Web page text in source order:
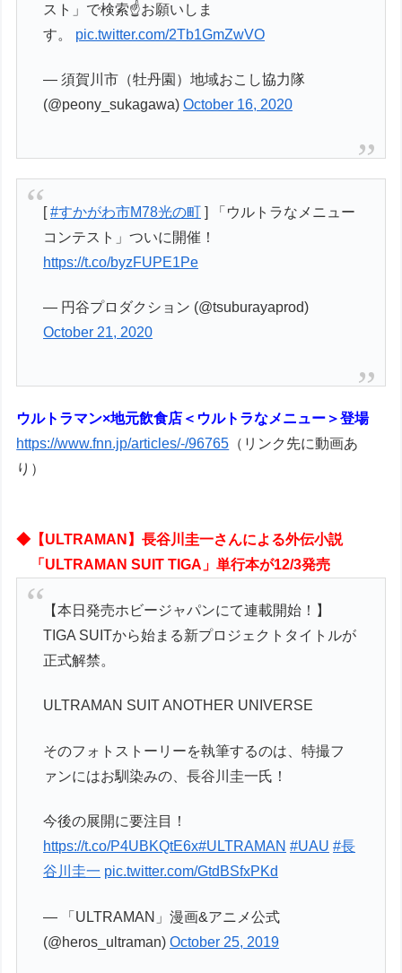
スト」で検索☝️お願いしま
す。 pic.twitter.com/2Tb1GmZwVO
— 須賀川市（牡丹園）地域おこし協力隊
(@peony_sukagawa)October 16, 2020
[#すかがわ市M78光の町 ] 「ウルトラなメニュー
コンテスト」ついに開催！
https://t.co/byzFUPE1Pe
— 円谷プロダクション (@tsuburayaprod)
October 21, 2020
ウルトラマン×地元飲食店＜ウルトラなメニュー＞登場
https://www.fnn.jp/articles/-/96765 （リンク先に動画あ
り）
◆【ULTRAMAN】長谷川圭一さんによる外伝小説
「ULTRAMAN SUIT TIGA」単行本が12/3発売
【本日発売ホビージャパンにて連載開始！】
TIGA SUITから始まる新プロジェクトタイトルが
正式解禁。
ULTRAMAN SUIT ANOTHER UNIVERSE
そのフォトストーリーを執筆するのは、特撮フ
ァンにはお馴染みの、長谷川圭一氏！
今後の展開に要注目！
https://t.co/P4UBKQtE6x#ULTRAMAN #UAU #長
谷川圭一 pic.twitter.com/GtdBSfxPKd
— 「ULTRAMAN」漫画&アニメ公式
(@heros_ultraman)October 25, 2019